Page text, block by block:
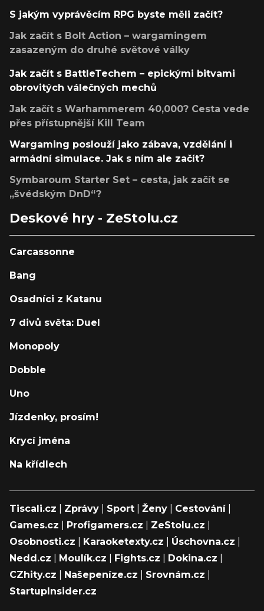
S jakým vyprávěcím RPG byste měli začít?
Jak začít s Bolt Action – wargamingem
zasazeným do druhé světové války
Jak začít s BattleTechem – epickými bitvami
obrovitých válečných mechů
Jak začít s Warhammerem 40,000? Cesta vede
přes přístupnější Kill Team
Wargaming poslouží jako zábava, vzdělání i
armádní simulace. Jak s ním ale začít?
Symbaroum Starter Set – cesta, jak začít se
„švédským DnD“?
Deskové hry - ZeStolu.cz
Carcassonne
Bang
Osadníci z Katanu
7 divů světa: Duel
Monopoly
Dobble
Uno
Jízdenky, prosím!
Krycí jména
Na křídlech
Tiscali.cz Zprávy Sport Ženy Cestování|
Games.cz
Profigamers.cz ZeStolu.cz
Osobnosti.cz
Karaoketexty.cz Úschovna.cz
Nedd.cz
Moulík.cz Fights.cz Dokina.cz
CZhity.cz
Našepeníze.cz Srovnám.cz
StartupInsider.cz